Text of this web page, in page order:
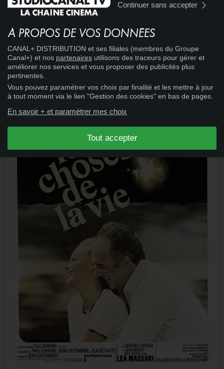
+
15:25 CINÉMA
L'ÉCOLE DES COCOTTES
Continuer sans accepter
À PROPOS DE VOS DONNÉES
CANAL+ DISTRIBUTION et ses filiales (membres du Groupe
Canal+) et nos partenaires utilisons des traceurs pour gérer et
améliorer nos services et vous proposer des publicités plus
pertinentes.
Vous pouvez paramétrer vos choix par finalité et les mettre à jour
à tout moment via le lien "Gestion des cookies" en bas de pages.
En savoir + et paramétrer mes choix
Tout accepter